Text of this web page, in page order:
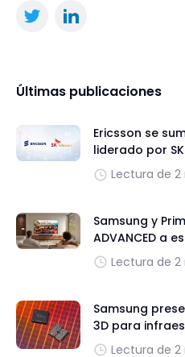
Últimas publicaciones
Ericsson se
liderado por
Lectura de
Samsung y
ADVANCED a
Lectura de
Samsung
3D para
Lectura de